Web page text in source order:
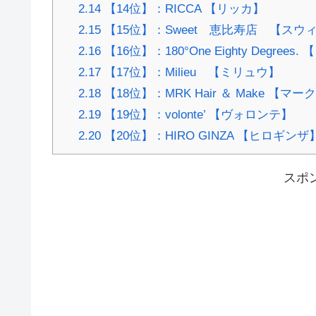
2.14【14位】：RICCA 【リッカ】
2.15【15位】：Sweet 恵比寿店 【スウ
2.16【16位】：180°One Eighty Degrees.
2.17【17位】：Milieu 【ミリュウ】
2.18【18位】：MRK Hair ＆ Make 【マ
2.19【19位】：volonte’ 【ヴォロンテ】
2.20【20位】：HIRO GINZA 【ヒロギンザ
スポ